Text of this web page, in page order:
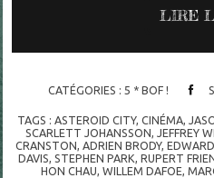
LIRE
CATÉGORIES : 5 * BOF !
TAGS : ASTEROID CITY, CINÉMA,
SCARLETT JOHANSSON
JEFFREY
CRANSTON ADRIEN BRODY,
DAVIS STEPHEN PARK RUPERT
HON CHAU ,WILLEM DAFOE ,